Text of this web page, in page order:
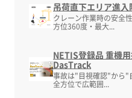
吊荷直下エリア進入
クレーン作業時の安全
方位360度・最大...
NETIS登録品 重機
DasTrack
事故は"目視確認"から"
全方位で広範囲...